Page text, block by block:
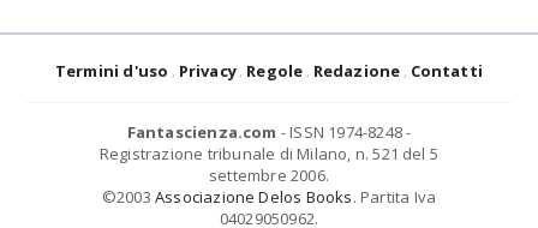
Termini d'uso Privacy Regole Redazione Contatti
Fantascienza.com - ISSN 1974-8248 -
Registrazione tribunale di Milano, n. 521 del 5
settembre 2006.
©2003 Associazione Delos Books. Partita Iva
04029050962.